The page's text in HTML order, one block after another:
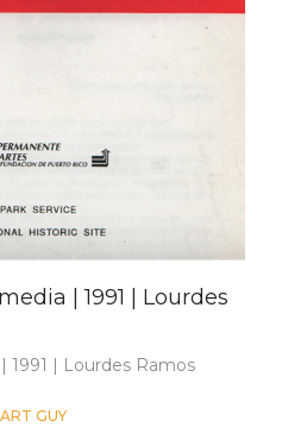
| 1991 | Lourdes
1991 | Lourdes Ramos
GUY